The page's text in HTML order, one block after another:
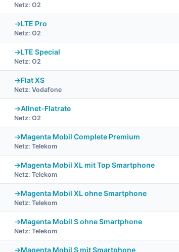
Netz: O2
LTE Pro
Netz: O2
LTE Special
Netz: O2
Flat XS
Netz: Vodafone
Allnet-Flatrate
Netz: O2
Magenta Mobil Complete Premium
Netz: Telekom
Magenta Mobil XL mit Top Smartphone
Netz: Telekom
Magenta Mobil XL ohne Smartphone
Netz: Telekom
Magenta Mobil S ohne Smartphone
Netz: Telekom
Magenta Mobil S mit Smartphone